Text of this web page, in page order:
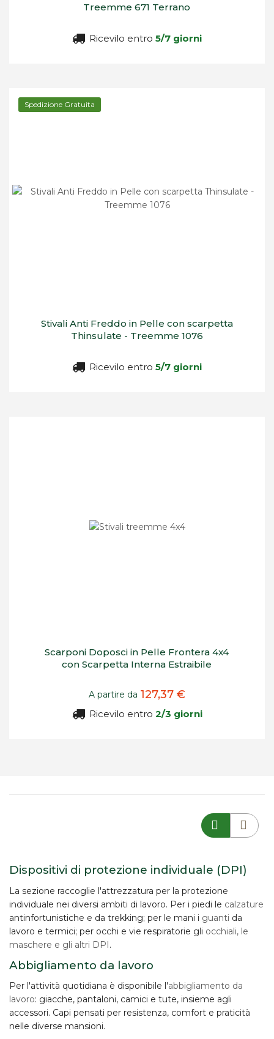
Treemme 671 Terrano
Ricevilo entro 5/7 giorni
Spedizione Gratuita
Stivali Anti Freddo in Pelle con scarpetta
Thinsulate - Treemme 1076
Ricevilo entro 5/7 giorni
Scarponi Doposci in Pelle Frontera 4x4
con Scarpetta Interna Estraibile
A partire da 127,37 €
Ricevilo entro 2/3 giorni
Dispositivi di protezione individuale (DPI)
La sezione raccoglie l'attrezzatura per la protezione
individuale nei diversi ambiti di lavoro. Per i piedi le calzature
antinfortunistiche e da trekking; per le mani i guanti da
lavoro e termici; per occhi e vie respiratorie gli occhiali, le
maschere e gli altri DPI.
Abbigliamento da lavoro
Per l'attività quotidiana è disponibile l'abbigliamento da
lavoro: giacche, pantaloni, camici e tute, insieme agli
accessori. Capi pensati per resistenza, comfort e praticità
nelle diverse mansioni.